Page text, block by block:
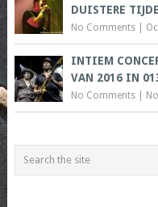
DUISTERE
No Comments|
INTIEM
VAN 2016 IN
No Comments|